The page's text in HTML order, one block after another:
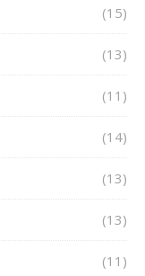
(15)
(13)
(11)
(14)
(13)
(13)
(11)